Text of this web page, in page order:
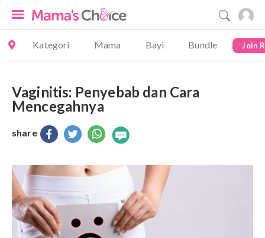
Kategori Mama Bayi Bundle Join
Vaginitis: Penyebab dan Cara
Mencegahnya
share